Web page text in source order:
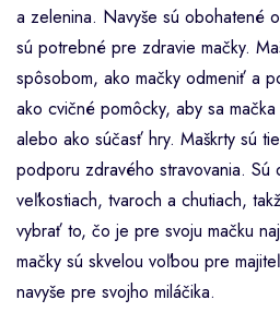
a zelenina. Navyše sú obohatené
sú potrebné pre zdravie mačky.
spôsobom, ako mačky odmeniť a
ako cvičné pomôcky, aby sa
alebo ako súčasť hry. Maškrty sú
podporu zdravého stravovania. Sú
veľkostiach, tvaroch a chutiach,
vybrať to, čo je pre svoju mačku
mačky sú skvelou voľbou pre
navyše pre svojho miláčika.